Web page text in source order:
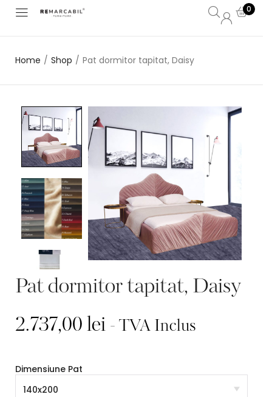
0
Home / Shop / Pat dormitor tapitat, Daisy
Pat dormitor tapitat, Daisy
2.737,00 lei - TVA Inclus
Dimensiune Pat